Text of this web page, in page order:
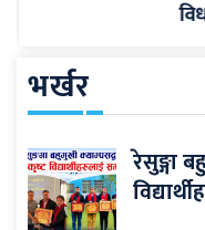
भर्खर
रेसुङ्गा